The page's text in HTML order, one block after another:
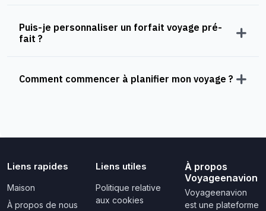
Puis-je personnaliser un forfait voyage pré-
fait ?
Comment commencer à planifier mon voyage ?
Liens rapides
Maison
À propos de nous
Liens utiles
Politique relative
aux cookies
À propos
Voyageenavion
Voyageenavion
est une plateforme